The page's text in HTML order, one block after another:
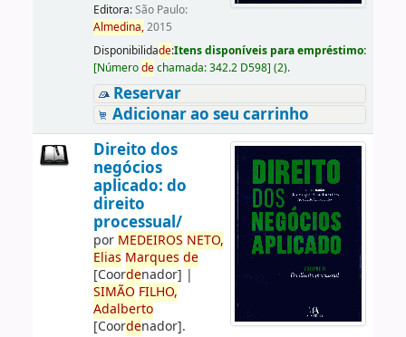
Editora:São Paulo:
Almedina,2015
Disponibilidade:Itens disponíveis para empréstimo:
[Númerodechamada:342.2 D598] (2).
Reservar
Adicionar ao seu carrinho
Direito dos
negócios
aplicado: do
direito
processual/
por MEDEIROS NETO,
Elias Marques de
[Coordenador] |
SIMÃO FILHO,
Adalberto
[Coordenador].